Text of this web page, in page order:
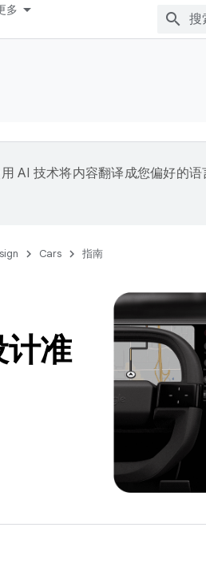
多
AI 技术将内容翻译成您偏好的语
Cars 指南
准